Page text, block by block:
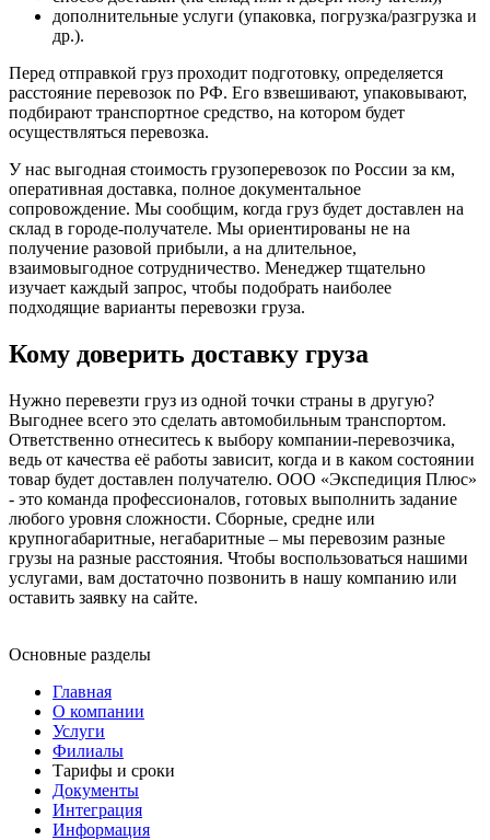
дополнительные услуги (упаковка, погрузка/разгрузка и
др.).
Перед отправкой груз проходит подготовку, определяется
расстояние перевозок по РФ. Его взвешивают, упаковывают,
подбирают транспортное средство, на котором будет
осуществляться перевозка.
У нас выгодная стоимость грузоперевозок по России за км,
оперативная доставка, полное документальное
сопровождение. Мы сообщим, когда груз будет доставлен на
склад в городе-получателе. Мы ориентированы не на
получение разовой прибыли, а на длительное,
взаимовыгодное сотрудничество. Менеджер тщательно
изучает каждый запрос, чтобы подобрать наиболее
подходящие варианты перевозки груза.
Кому доверить доставку груза
Нужно перевезти груз из одной точки страны в другую?
Выгоднее всего это сделать автомобильным транспортом.
Ответственно отнеситесь к выбору компании-перевозчика,
ведь от качества её работы зависит, когда и в каком состоянии
товар будет доставлен получателю. ООО «Экспедиция Плюс»
- это команда профессионалов, готовых выполнить задание
любого уровня сложности. Сборные, средне или
крупногабаритные, негабаритные – мы перевозим разные
грузы на разные расстояния. Чтобы воспользоваться нашими
услугами, вам достаточно позвонить в нашу компанию или
оставить заявку на сайте.
Основные разделы
Главная
О компании
Услуги
Филиалы
Тарифы и сроки
Документы
Интеграция
Информация